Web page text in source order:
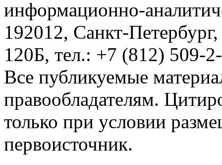
информационно-
192012, Санкт-
120Б, тел.: +7 (812) 509-
Все публикуемые
правообладателям.
только при условии
первоисточник.